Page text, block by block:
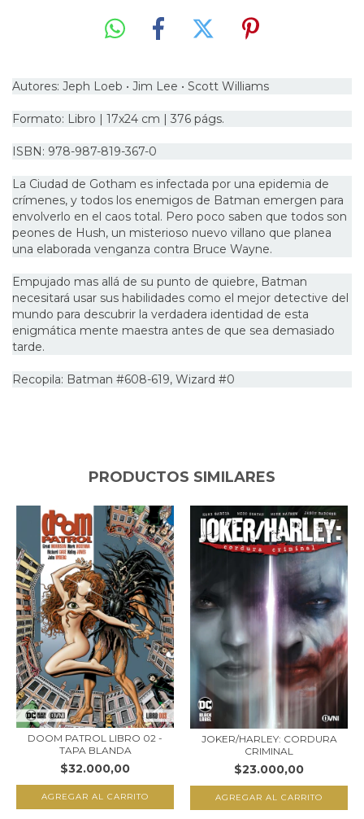
Autores: Jeph Loeb • Jim Lee • Scott Williams
Formato: Libro | 17x24 cm | 376 págs.
ISBN: 978-987-819-367-0
La Ciudad de Gotham es infectada por una epidemia de
crímenes, y todos los enemigos de Batman emergen para
envolverlo en el caos total. Pero poco saben que todos son
peones de Hush, un misterioso nuevo villano que planea
una elaborada venganza contra Bruce Wayne.
Empujado mas allá de su punto de quiebre, Batman
necesitará usar sus habilidades como el mejor detective del
mundo para descubrir la verdadera identidad de esta
enigmática mente maestra antes de que sea demasiado
tarde.
Recopila: Batman #608-619, Wizard #0
PRODUCTOS SIMILARES
DOOM PATROL LIBRO 02 -
TAPA BLANDA
$32.000,00
JOKER/HARLEY: CORDURA
CRIMINAL
$23.000,00